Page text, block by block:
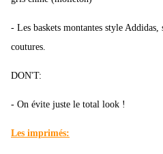
- Les baskets montantes style Addidas,
coutures.
DON'T:
- On évite juste le total look !
Les imprimés: